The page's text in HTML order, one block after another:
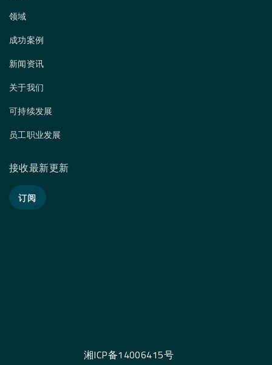
领域
成功案例
新闻资讯
关于我们
可持续发展
员工职业发展
接收最新更新
订阅
湘ICP备14006415号